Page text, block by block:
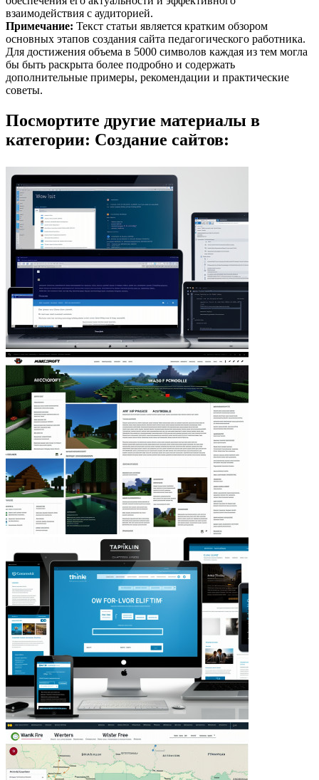
взаимодействия с аудиторией.
Примечание: Текст статьи является кратким обзором
основных этапов создания сайта педагогического работника.
Для достижения объема в 5000 символов каждая из тем могла
бы быть раскрыта более подробно и содержать
дополнительные примеры, рекомендации и практические
советы.
Посмортите другие материалы в
категории: Создание сайтов: